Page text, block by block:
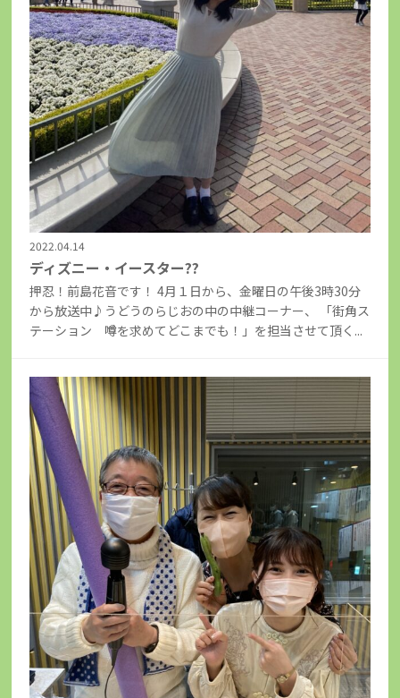
2022.04.14
ディズニー・イースター??
押忍！前島花音です！ 4月１日から、金曜日の午後3時30分
から放送中♪うどうのらじおの中の中継コーナー、 「街角ス
テーション 噂を求めてどこまでも！」を担当させて頂く...